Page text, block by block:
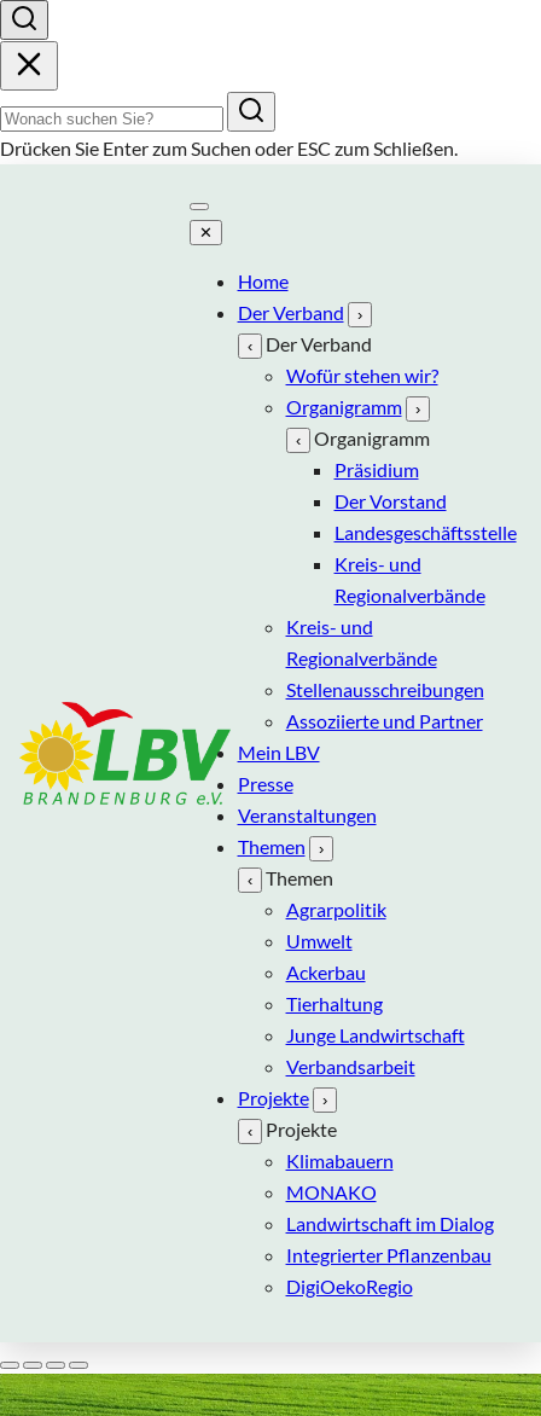
Suchbegriff
Drücken Sie Enterzum Suchen oder ESCzum Schließen.
✕
Home
Der Verband
›
‹
Der Verband
Wofür stehen wir?
Organigramm
›
‹
Organigramm
Präsidium
Der Vorstand
Landesgeschäftsstelle
Kreis- und
Regionalverbände
Kreis- und
Regionalverbände
Stellenausschreibungen
Assoziierte und Partner
Mein LBV
Presse
Veranstaltungen
Themen
›
‹
Themen
Agrarpolitik
Umwelt
Ackerbau
Tierhaltung
Junge Landwirtschaft
Verbandsarbeit
Projekte
›
‹
Projekte
Klimabauern
MONAKO
Landwirtschaft im Dialog
Integrierter Pflanzenbau
DigiOekoRegio